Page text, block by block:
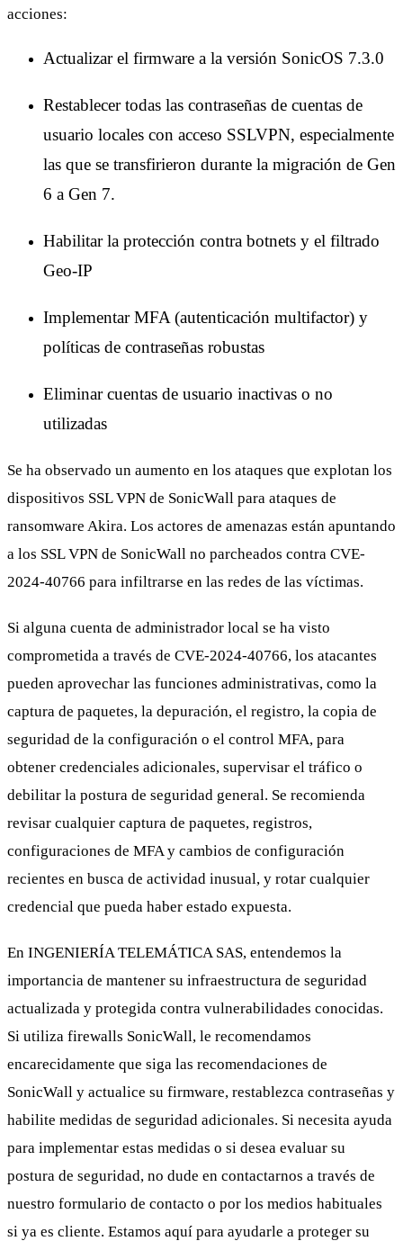
acciones:
Actualizar el firmware a la versión SonicOS 7.3.0
Restablecer todas las contraseñas de cuentas de
usuario locales con acceso SSLVPN, especialmente
las que se transfirieron durante la migración de Gen
6 a Gen 7.
Habilitar la protección contra botnets y el filtrado
Geo-IP
Implementar MFA (autenticación multifactor) y
políticas de contraseñas robustas
Eliminar cuentas de usuario inactivas o no
utilizadas
Se ha observado un aumento en los ataques que explotan los
dispositivos SSL VPN de SonicWall para ataques de
ransomware Akira. Los actores de amenazas están apuntando
a los SSL VPN de SonicWall no parcheados contra CVE-
2024-40766 para infiltrarse en las redes de las víctimas.
Si alguna cuenta de administrador local se ha visto
comprometida a través de CVE-2024-40766, los atacantes
pueden aprovechar las funciones administrativas, como la
captura de paquetes, la depuración, el registro, la copia de
seguridad de la configuración o el control MFA, para
obtener credenciales adicionales, supervisar el tráfico o
debilitar la postura de seguridad general. Se recomienda
revisar cualquier captura de paquetes, registros,
configuraciones de MFA y cambios de configuración
recientes en busca de actividad inusual, y rotar cualquier
credencial que pueda haber estado expuesta.
En INGENIERÍA TELEMÁTICA SAS, entendemos la
importancia de mantener su infraestructura de seguridad
actualizada y protegida contra vulnerabilidades conocidas.
Si utiliza firewalls SonicWall, le recomendamos
encarecidamente que siga las recomendaciones de
SonicWall y actualice su firmware, restablezca contraseñas y
habilite medidas de seguridad adicionales. Si necesita ayuda
para implementar estas medidas o si desea evaluar su
postura de seguridad, no dude en contactarnos a través de
nuestro formulario de contacto o por los medios habituales
si ya es cliente. Estamos aquí para ayudarle a proteger su